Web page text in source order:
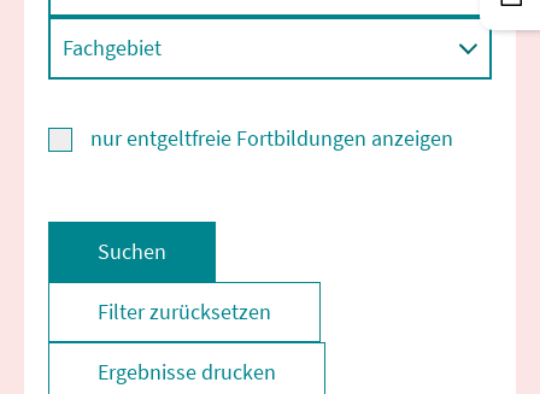
Fachgebiet
nur entgeltfreie Fortbildungen anzeigen
Suchen
Filter zurücksetzen
Ergebnisse drucken